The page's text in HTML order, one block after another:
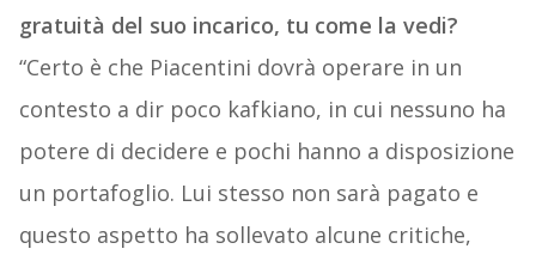
gratuità del suo incarico, tu come la vedi?
“Certo è che Piacentini dovrà operare in un
contesto a dir poco kafkiano, in cui nessuno ha
potere di decidere e pochi hanno a disposizione
un portafoglio. Lui stesso non sarà pagato e
questo aspetto ha sollevato alcune critiche,